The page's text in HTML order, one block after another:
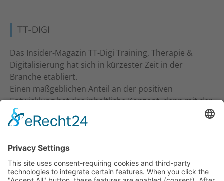
TT-DIGI
Das Insider-Magazin TT-Digi Training, Therapie &
Digitalisierung hat sich in kürzester Zeit in der
Branche etabliert.
Einen maßgeblichen Anteil an der positiven
Entwicklung hat das inhaltliche Konzept, denn mit der
inhaltlichen Ansprache an Studio-Inhaber, Trainer &
Therapeuten wurde ein neuer Standard gesetzt. Ein
KONTAKT